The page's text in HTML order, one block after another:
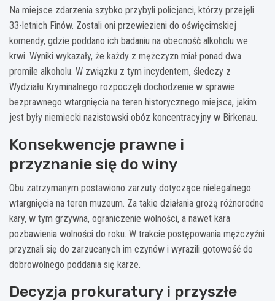
Na miejsce zdarzenia szybko przybyli policjanci, którzy przejęli
33-letnich Finów. Zostali oni przewiezieni do oświęcimskiej
komendy, gdzie poddano ich badaniu na obecność alkoholu we
krwi. Wyniki wykazały, że każdy z mężczyzn miał ponad dwa
promile alkoholu. W związku z tym incydentem, śledczy z
Wydziału Kryminalnego rozpoczęli dochodzenie w sprawie
bezprawnego wtargnięcia na teren historycznego miejsca, jakim
jest były niemiecki nazistowski obóz koncentracyjny w Birkenau.
Konsekwencje prawne i
przyznanie się do winy
Obu zatrzymanym postawiono zarzuty dotyczące nielegalnego
wtargnięcia na teren muzeum. Za takie działania grożą różnorodne
kary, w tym grzywna, ograniczenie wolności, a nawet kara
pozbawienia wolności do roku. W trakcie postępowania mężczyźni
przyznali się do zarzucanych im czynów i wyrazili gotowość do
dobrowolnego poddania się karze.
Decyzja prokuratury i przyszłe